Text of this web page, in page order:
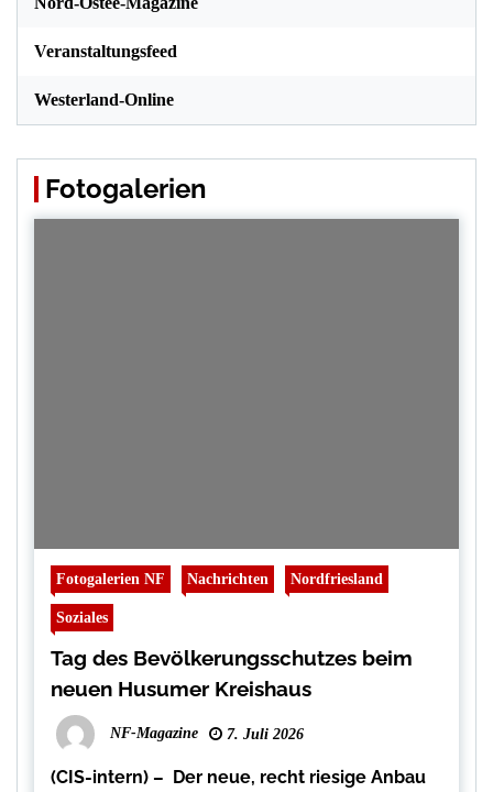
Veranstaltungsfeed
Westerland-Online
Fotogalerien
Fotogalerien NF Nachrichten Nordfriesland
Soziales
Tag des Bevölkerungsschutzes beim
neuen Husumer Kreishaus
NF-Magazine 7. Juli 2026
(CIS-intern) – Der neue, recht riesige Anbau